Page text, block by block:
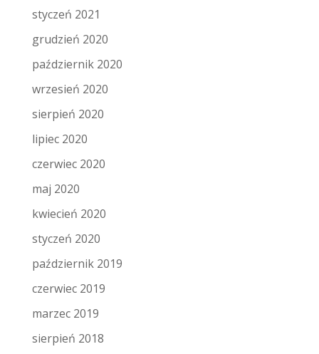
styczeń 2021
grudzień 2020
październik 2020
wrzesień 2020
sierpień 2020
lipiec 2020
czerwiec 2020
maj 2020
kwiecień 2020
styczeń 2020
październik 2019
czerwiec 2019
marzec 2019
sierpień 2018